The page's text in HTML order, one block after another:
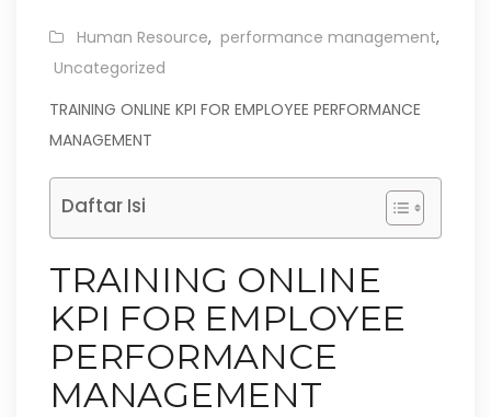
Human Resource, performance management,
Uncategorized
TRAINING ONLINE KPI FOR EMPLOYEE PERFORMANCE
MANAGEMENT
Daftar Isi
TRAINING ONLINE
KPI FOR EMPLOYEE
PERFORMANCE
MANAGEMENT